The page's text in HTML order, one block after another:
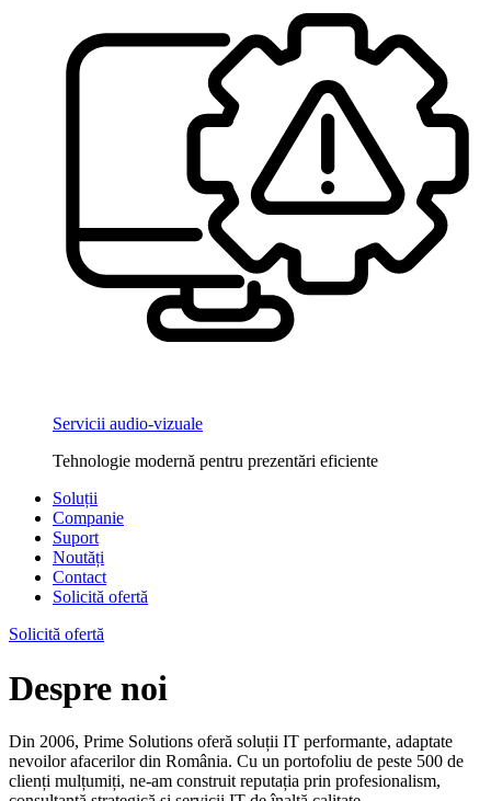
Servicii audio-vizuale
Tehnologie modernă pentru prezentări eficiente
Soluții
Companie
Suport
Noutăți
Contact
Solicită ofertă
Solicită ofertă
Despre noi
Din 2006, Prime Solutions oferă soluții IT performante, adaptate
nevoilor afacerilor din România. Cu un portofoliu de peste 500 de
clienți mulțumiți, ne-am construit reputația prin profesionalism,